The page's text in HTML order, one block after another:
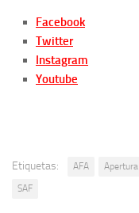
Facebook
Twitter
Instagram
Youtube
Etiquetas: AFA Apertura
SAF